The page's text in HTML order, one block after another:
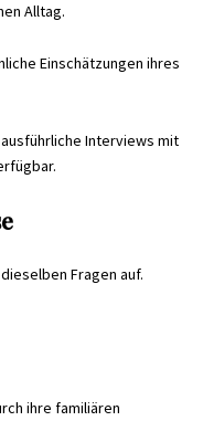
Alltag.
Einschätzungen ihres
Interviews mit
Fragen auf.
ihre familiären